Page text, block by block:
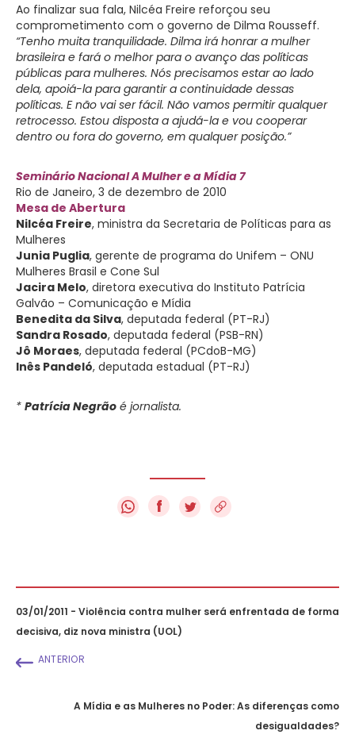
Ao finalizar sua fala, Nilcéa Freire reforçou seu
comprometimento com o governo de Dilma Rousseff.
“Tenho muita tranquilidade. Dilma irá honrar a mulher
brasileira e fará o melhor para o avanço das políticas
públicas para mulheres. Nós precisamos estar ao lado
dela, apoiá-la para garantir a continuidade dessas
políticas. E não vai ser fácil. Não vamos permitir qualquer
retrocesso. Estou disposta a ajudá-la e vou cooperar
dentro ou fora do governo, em qualquer posição.”
Seminário Nacional A Mulher e a Mídia 7
Rio de Janeiro, 3 de dezembro de 2010
Mesa de Abertura
Nilcéa Freire, ministra da Secretaria de Políticas para as
Mulheres
Junia Puglia, gerente de programa do Unifem – ONU
Mulheres Brasil e Cone Sul
Jacira Melo, diretora executiva do Instituto Patrícia
Galvão – Comunicação e Mídia
Benedita da Silva, deputada federal (PT-RJ)
Sandra Rosado, deputada federal (PSB-RN)
Jô Moraes, deputada federal (PCdoB-MG)
Inês Pandeló, deputada estadual (PT-RJ)
* Patrícia Negrão é jornalista.
f
03/01/2011 - Violência contra mulher será enfrentada de forma
decisiva, diz nova ministra (UOL)
ANTERIOR
A Mídia e as Mulheres no Poder: As diferenças como
desigualdades?